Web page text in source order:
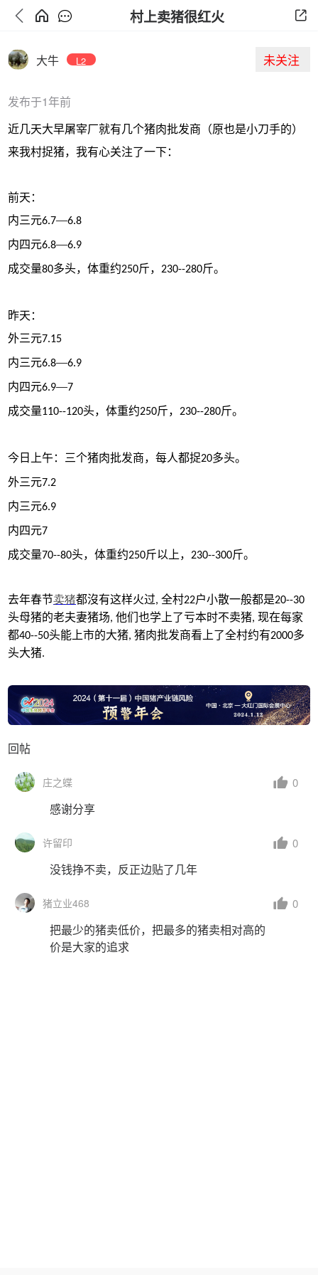
村上卖猪很红火
大牛 L2 未关注
发布于1年前
近几天大早屠宰厂就有几个猪肉批发商（原也是小刀手的）
来我村捉猪，我有心关注了一下：
前天：
内三元6.7—6.8
内四元6.8—6.9
成交量80多头，体重约250斤， 230--280斤。
昨天：
外三元7.15
内三元6.8—6.9
内四元6.9—7
成交量110--120头，体重约250斤， 230--280斤。
今日上午：三个猪肉批发商，每人都捉20多头。
外三元7.2
内三元6.9
内四元7
成交量70--80头，体重约250斤以上， 230--300斤。
去年春节卖猪都沒有这样火过, 全村22户小散一般都是20--30
头母猪的老夫妻猪场, 他们也学上了亏本时不卖猪, 现在每家
都40--50头能上市的大猪, 猪肉批发商看上了全村约有2000多
头大猪.
回帖
庄之蝶 0
感谢分享
许留印 0
没钱挣不卖，反正边贴了几年
猪立业468 0
把最少的猪卖低价，把最多的猪卖相对高的
价是大家的追求